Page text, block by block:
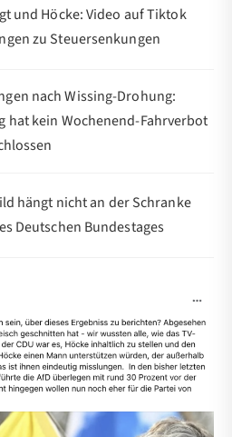
und Höcke: Video auf Tiktok
zu Steuersenkungen
nach Wissing-Drohung:
hat kein Wochenend-Fahrverbot
hängt nicht an der Schranke
Deutschen Bundestages